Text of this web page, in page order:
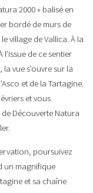
2000 » balisé en
bordé de murs de
village de Vallica. À la
de ce sentier
vue s’ouvre sur la
et de la Tartagine.
et vous
Découverte Natura
poursuivez
un magnifique
et sa chaîne